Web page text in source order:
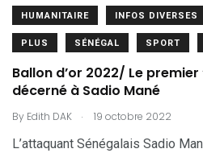
HUMANITAIRE INFOS DIVERSES
PLUS SÉNÉGAL SPORT
Ballon d’or 2022/ Le
décerné à Sadio Mané
By Edith DAK . 19 octobre 2022
L’attaquant Sénégalais Sadio